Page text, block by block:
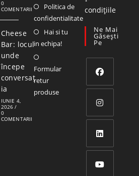
0
COMENTARII
Cheese
Bar: locul
unde
începe
conversaț
ia
IUNIE 4,
2026 /
0
COMENTARII
Politica de
confidentialitate
Hai si tu
in echipa!
Formular
retur
produse
condițiile
Ne Mai
Găsești
Pe